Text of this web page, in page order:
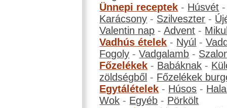
Ünnepi receptek - Húsvét
Karácsony - Szilveszter -
Valentin nap -Advent -
Vadhús ételek - Nyúl -
Fogoly -Vadgalamb -
Főzelékek - Babáknak -
zöldségből - Főzelékek
Egytálételek - Húsos -
Wok - Egyéb - Pörkölt